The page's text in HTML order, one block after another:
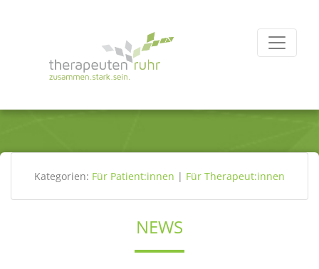
Kategorien: Für Patient:innen | Für Therapeut:innen
NEWS